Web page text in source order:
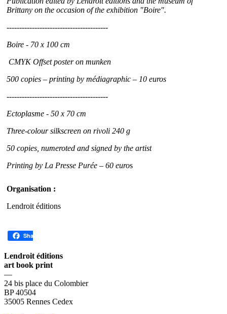
Brittany on the occasion of the exhibition "Boire".
----------------------------------------
Boire - 70 x 100 cm
CMYK Offset poster on munken
500 copies – printing by médiagraphic – 10 euros
----------------------------------------
Ectoplasme - 50 x 70 cm
Three-colour silkscreen on rivoli 240 g
50 copies, numeroted and signed by the artist
Printing by La Presse Purée – 60 euros
Organisation :
Lendroit éditions
Share
Lendroit éditions
art book print
—
24 bis place du Colombier
BP 40504
35005 Rennes Cedex